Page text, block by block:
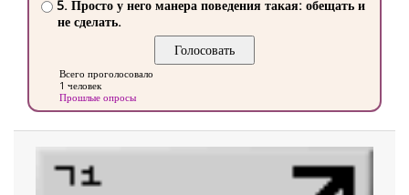
5. Просто у него манера поведения такая: обещать и
не сделать.
Всего проголосовало
1 человек
Прошлые опросы